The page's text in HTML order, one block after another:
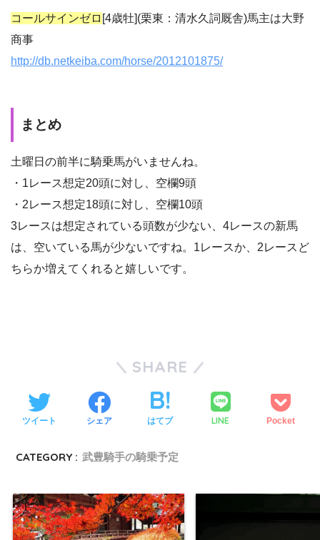
コールサインゼロ [4歳牡](栗東：清水久詞厩舎)馬主は大野
商事
http://db.netkeiba.com/horse/2012101875/
まとめ
土曜日の前半に騎乗馬がいませんね。
・1レース想定20頭に対し、空欄9頭
・2レース想定18頭に対し、空欄10頭
3レースは想定されている頭数が少ない、4レースの新馬
は、空いている馬が少ないですね。1レースか、2レースど
ちらか増えてくれると嬉しいです。
SHARE
ツイート シェア はてブ LINE Pocket
CATEGORY : 武豊騎手の騎乗予定